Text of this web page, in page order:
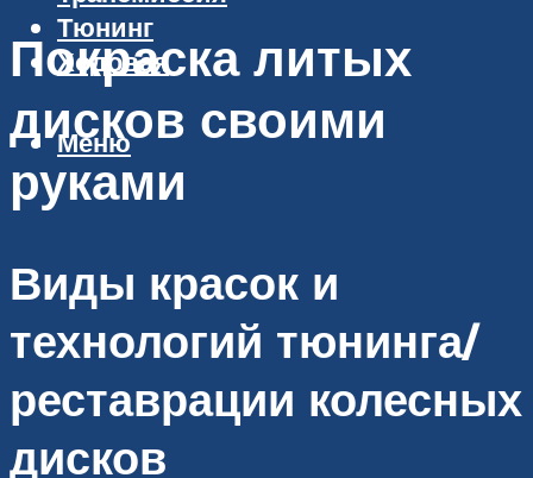
Тюнинг
Ходовая
Меню
Покраска литых
дисков своими
руками
Виды красок и
технологий тюнинга/
реставрации колесных
дисков